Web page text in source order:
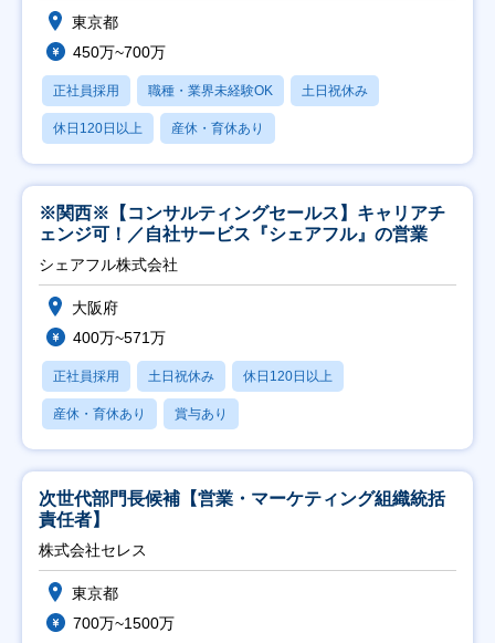
東京都
450万~700万
正社員採用 職種・業界未経験OK 土日祝休み
休日120日以上 産休・育休あり
※関西※【コンサルティングセールス】キャリアチ
ェンジ可！／自社サービス『シェアフル』の営業
シェアフル株式会社
大阪府
400万~571万
正社員採用 土日祝休み 休日120日以上
産休・育休あり 賞与あり
次世代部門長候補【営業・マーケティング組織統括
責任者】
株式会社セレス
東京都
700万~1500万